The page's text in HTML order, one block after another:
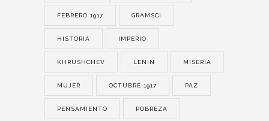
FEBRERO 1917 GRAMSCI
HISTORIA IMPERIO
KHRUSHCHEV LENIN MISERIA
MUJER OCTUBRE 1917 PAZ
PENSAMIENTO POBREZA